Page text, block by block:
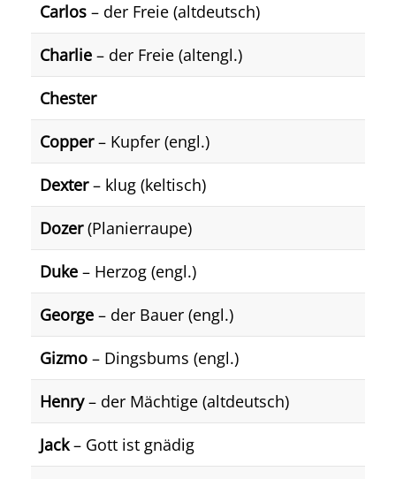
Carlos – der Freie (altdeutsch)
Charlie – der Freie (altengl.)
Chester
Copper– Kupfer (engl.)
Dexter– klug (keltisch)
Dozer(Planierraupe)
Duke – Herzog (engl.)
George – der Bauer (engl.)
Gizmo – Dingsbums (engl.)
Henry– der Mächtige (altdeutsch)
Jack– Gott ist gnädig